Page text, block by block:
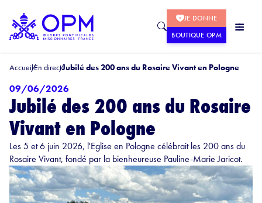
JE DONNE
BOUTIQUE OPM
AccueilEn directJubilé des 200 ans du Rosaire Vivant en Pologne
09/06/2026
Jubilé des 200 ans du Rosaire
Vivant en Pologne
Les 5 et 6 juin 2026, l'Eglise en Pologne célébrait les 200 ans du
Rosaire Vivant, fondé par la bienheureuse Pauline-Marie Jaricot.